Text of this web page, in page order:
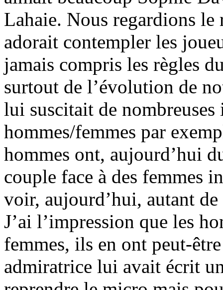
Lahaie. Nous regardions le
adorait contempler les
jamais compris les règles
surtout de l’évolution de
lui suscitait de
hommes/femmes par
hommes ont, aujourd’hui
couple face à des femmes
voir, aujourd’hui, autant
J’ai l’impression que les
femmes, ils en ont peut-
admiratrice lui avait écrit